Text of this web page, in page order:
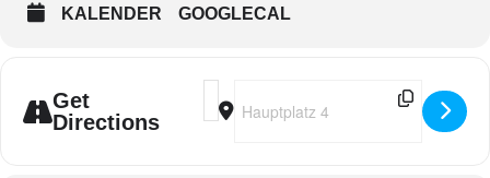
KALENDER GOOGLECAL
Get
Directions
Address - 23 Schnupperstunde mit den
Destination Address - 23